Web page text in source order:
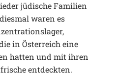
jüdische Familien
waren es
in Österreich eine
hatten und mit ihren
entdeckten.